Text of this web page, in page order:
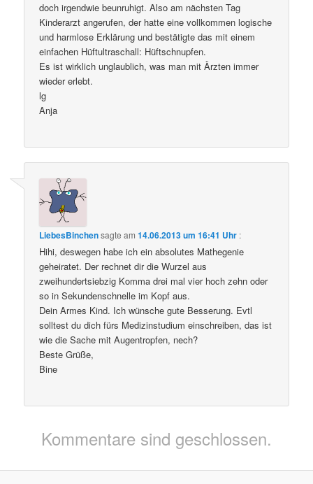
doch irgendwie beunruhigt. Also am nächsten Tag
Kinderarzt angerufen, der hatte eine vollkommen logische
und harmlose Erklärung und bestätigte das mit einem
einfachen Hüftultraschall: Hüftschnupfen.
Es ist wirklich unglaublich, was man mit Ärzten immer
wieder erlebt.
lg
Anja
LiebesBinchensagte am14.06.2013 um 16:41 Uhr :
Hihi, deswegen habe ich ein absolutes Mathegenie
geheiratet. Der rechnet dir die Wurzel aus
zweihundertsiebzig Komma drei mal vier hoch zehn oder
so in Sekundenschnelle im Kopf aus.
Dein Armes Kind. Ich wünsche gute Besserung. Evtl
solltest du dich fürs Medizinstudium einschreiben, das ist
wie die Sache mit Augentropfen, nech?
Beste Grüße,
Bine
Kommentare sind geschlossen.